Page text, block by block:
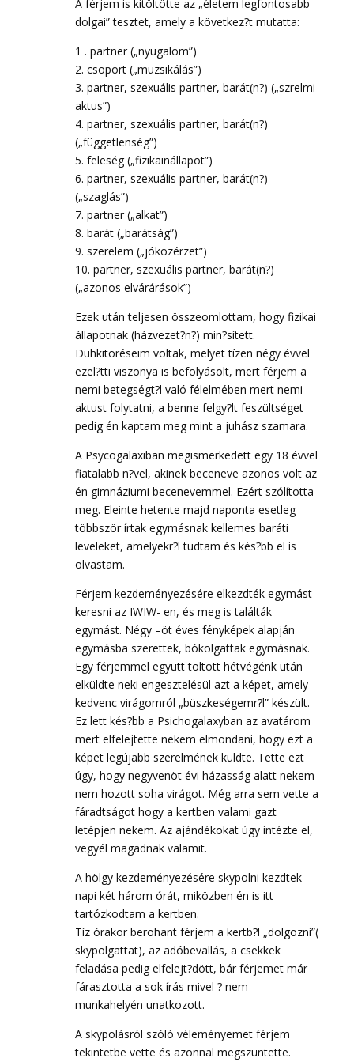
A férjem is kitöltötte az „életem legfontosabb
dolgai” tesztet, amely a következ?t mutatta:
1 . partner („nyugalom”)
2. csoport („muzsikálás”)
3. partner, szexuális partner, barát(n?) („szrelmi
aktus”)
4. partner, szexuális partner, barát(n?)
(„függetlenség”)
5. feleség („fizikainállapot”)
6. partner, szexuális partner, barát(n?)
(„szaglás”)
7. partner („alkat”)
8. barát („barátság”)
9. szerelem („jóközérzet”)
10. partner, szexuális partner, barát(n?)
(„azonos elvárárások”)
Ezek után teljesen összeomlottam, hogy fizikai
állapotnak (házvezet?n?) min?sített.
Dühkitöréseim voltak, melyet tízen négy évvel
ezel?tti viszonya is befolyásolt, mert férjem a
nemi betegségt?l való félelmében mert nemi
aktust folytatni, a benne felgy?lt feszültséget
pedig én kaptam meg mint a juhász szamara.
A Psycogalaxiban megismerkedett egy 18 évvel
fiatalabb n?vel, akinek beceneve azonos volt az
én gimnáziumi becenevemmel. Ezért szólította
meg. Eleinte hetente majd naponta esetleg
többször írtak egymásnak kellemes baráti
leveleket, amelyekr?l tudtam és kés?bb el is
olvastam.
Férjem kezdeményezésére elkezdték egymást
keresni az IWIW- en, és meg is találták
egymást. Négy –öt éves fényképek alapján
egymásba szerettek, bókolgattak egymásnak.
Egy férjemmel együtt töltött hétvégénk után
elküldte neki engesztelésül azt a képet, amely
kedvenc virágomról „büszkeségemr?l” készült.
Ez lett kés?bb a Psichogalaxyban az avatárom
mert elfelejtette nekem elmondani, hogy ezt a
képet legújabb szerelmének küldte. Tette ezt
úgy, hogy negyvenöt évi házasság alatt nekem
nem hozott soha virágot. Még arra sem vette a
fáradtságot hogy a kertben valami gazt
letépjen nekem. Az ajándékokat úgy intézte el,
vegyél magadnak valamit.
A hölgy kezdeményezésére skypolni kezdtek
napi két három órát, miközben én is itt
tartózkodtam a kertben.
Tíz órakor berohant férjem a kertb?l „dolgozni”(
skypolgattat), az adóbevallás, a csekkek
feladása pedig elfelejt?dött, bár férjemet már
fárasztotta a sok írás mivel ? nem
munkahelyén unatkozott.
A skypolásról szóló véleményemet férjem
tekintetbe vette és azonnal megszüntette.